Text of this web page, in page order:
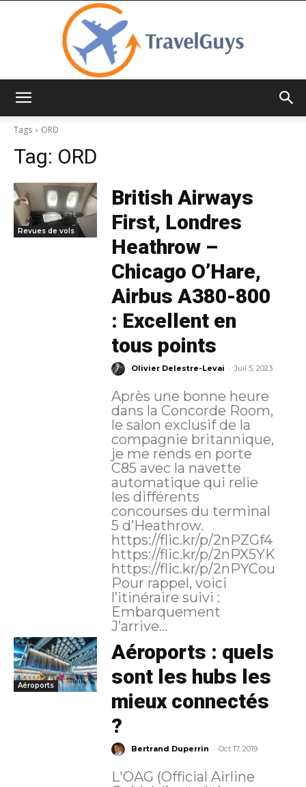
Tags
ORD
Tag: ORD
Revues de vols
British Airways
First, Londres
Heathrow –
Chicago O’Hare,
Airbus A380-800
: Excellent en
tous points
Olivier Delestre-Levai - Juil 5, 2023
Après une bonne heure
dans la Concorde Room,
le salon exclusif de la
compagnie britannique,
je me rends en porte
C85 avec la navette
automatique qui relie
les différents
concourses du terminal
5 d’Heathrow.
https://flic.kr/p/2nPZGf4
https://flic.kr/p/2nPX5YK
https://flic.kr/p/2nPYCou
Pour rappel, voici
l’itinéraire suivi :
Embarquement
J’arrive...
Aéroports
Aéroports : quels
sont les hubs les
mieux connectés
?
Bertrand Duperrin - Oct 17, 2019
L'OAG (Official Airline